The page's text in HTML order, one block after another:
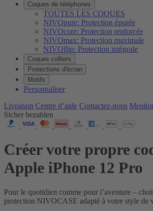
Coques de téléphones
TOUTES LES COQUES
NIVOpure: Protection épurée
NIVOcore: Protection renforcée
NIVOmax: Protection maximale
NIVOflip: Protection intégrale
Coques colliers
Protections d'écran
Motifs
Personnaliser
Livraison Centre d’aide Contactez‑nous
Sicher bezahlen
Créer votre propre
Apple iPhone 12 Pro
Pour le quotidien comme pour l’aventure –
protection NIVOCASE adapté à votre style de